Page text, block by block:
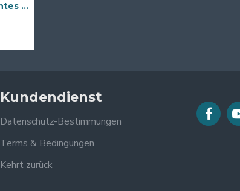
Aufblasbares Luftdichtes Zelt
Kundendienst
Datenschutz-Bestimmungen
Terms & Bedingungen
Kehrt zurück